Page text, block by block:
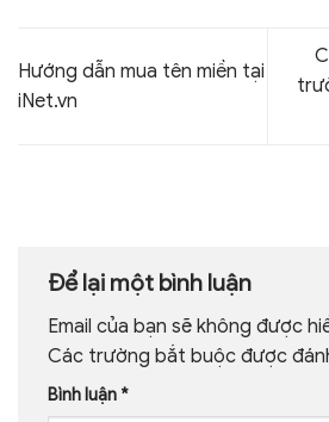
Hướng dẫn mua tên miền tại
iNet.vn
Để lại một bình luận
Email của bạn sẽ không được
Các trường bắt buộc được
Bình luận *